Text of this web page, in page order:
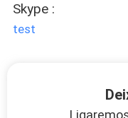
MAPA
Skype :
test